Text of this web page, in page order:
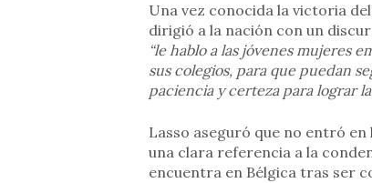
Una vez conocida la victoria
dirigió a la nación con un
“le hablo a las jóvenes mujeres
sus colegios, para que puedan
paciencia y certeza para lograr
Lasso aseguró que no entró
una clara referencia a la
encuentra en Bélgica tras ser